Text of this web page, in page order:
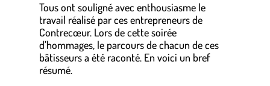
Tous ont souligné avec enthousiasme le
travail réalisé par ces entrepreneurs de
Contrecœur. Lors de cette soirée
d’hommages, le parcours de chacun de ces
bâtisseurs a été raconté. En voici un bref
résumé.